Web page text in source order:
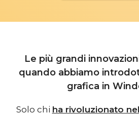
Le più grandi
quando abbiamo
grafica in
Solo chi ha rivoluzionato